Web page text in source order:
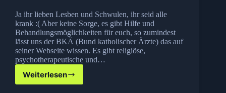
Ja ihr lieben Lesben und Schwulen, ihr seid alle
krank :( Aber keine Sorge, es gibt Hilfe und
Behandlungsmöglichkeiten für euch, so zumindest
lässt uns der BKÄ (Bund katholischer Ärzte) das auf
seiner Webseite wissen. Es gibt religiöse,
psychotherapeutische und…
Weiterlesen
Lass